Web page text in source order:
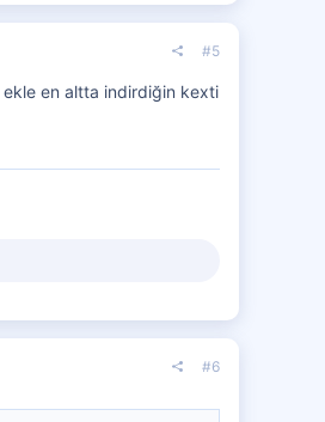
#5
ekle en altta indirdiğin kexti
#6